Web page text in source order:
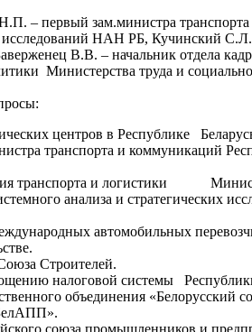
– первый зам.министра
исследований НАН РБ, Кучинский
В.В. – начальник отдела
Министерства труда и
центров в Республике
транспорта и коммуникаций
транспорта и логистики
анализа и стратегических
автомобильных
Строителей.
налоговой системы
объединения
союза промышленников и